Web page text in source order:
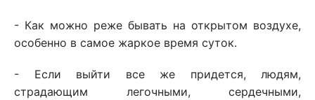
- Как можно реже бывать на открытом воздухе,
особенно в самое жаркое время суток.
- Если выйти все же придется, людям,
страдающим легочными, сердечными,